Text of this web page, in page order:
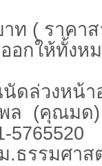
ท ( ราคา
อกให้ทั้งห
ดล่วงหน้า
ล (คุณมด
5765520
.ธรรมศา